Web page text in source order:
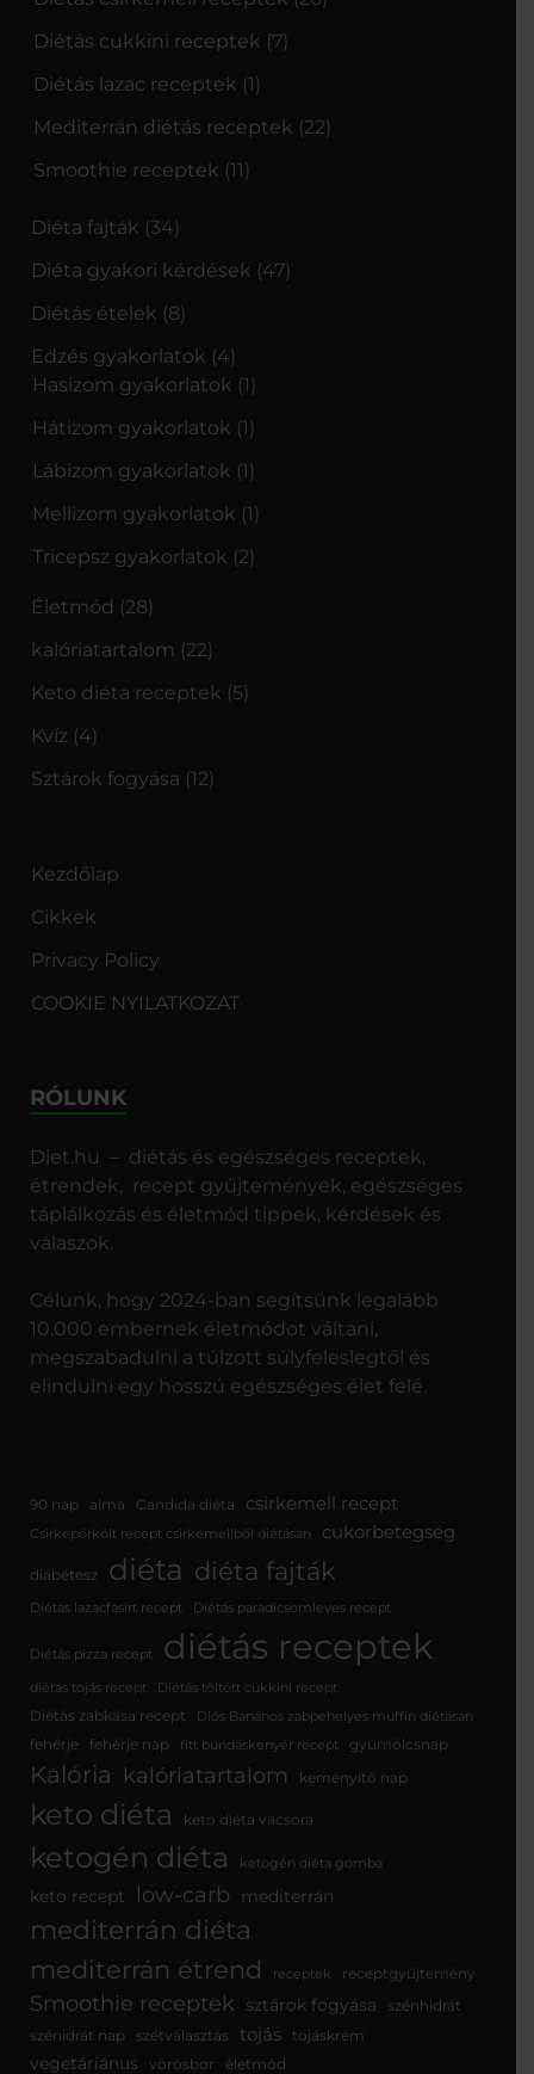
Diétás cukkini receptek (7)
Diétás lazac receptek (1)
Mediterrán diétás receptek (22)
Smoothie receptek (11)
Diéta fajták (34)
Diéta gyakori kérdések (47)
Diétás ételek (8)
Edzés gyakorlatok (4)
Hasizom gyakorlatok (1)
Hátizom gyakorlatok (1)
Lábizom gyakorlatok (1)
Mellizom gyakorlatok (1)
Tricepsz gyakorlatok (2)
Életmód (28)
kalóriatartalom (22)
Keto diéta receptek (5)
Kvíz (4)
Sztárok fogyása (12)
Kezdőlap
Cikkek
Privacy Policy
COOKIE NYILATKOZAT
RÓLUNK
Diet.hu – diétás és egészséges receptek,
étrendek, recept gyűjtemények, egészséges
táplálkozás és életmód tippek, kérdések és
válaszok.
Célunk, hogy 2024-ban segítsünk legalább
10.000 embernek életmódot váltani,
megszabadulni a túlzott súlyfeleslegtől és
elindulni egy hosszú egészséges élet felé.
90 nap alma Candida diéta csirkemell recept
Csirkepörkölt recept csirkemellből diétásan cukorbetegség
diabétesz diéta diéta fajták
Diétás lazacfasírt recept Diétás paradicsomleves recept
Diétás pizza recept diétás receptek
diétás tojás recept Diétás töltött cukkini recept
Diétás zabkása recept Diós Banános zabpehelyes muffin diétásan
fehérje fehérje nap fitt bundáskenyér recept gyümölcsnap
Kalória kalóriatartalom keményítő nap
keto diéta keto diéta vacsora
ketogén diéta ketogén diéta gomba
keto recept low-carb mediterrán
mediterrán diéta
mediterrán étrend receptek receptgyűjtemény
Smoothie receptek sztárok fogyása
szénhidrát
szénidrát nap
szétválasztás tojás tojáskrém
vegetáriánus vörösbor életmód